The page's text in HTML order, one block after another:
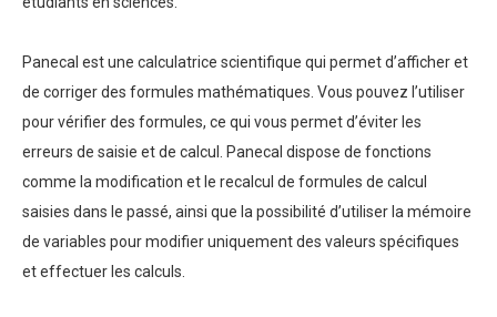
Panecal est une calculatrice scientifique qui permet d’afficher et
de corriger des formules mathématiques. Vous pouvez l’utiliser
pour vérifier des formules, ce qui vous permet d’éviter les
erreurs de saisie et de calcul. Panecal dispose de fonctions
comme la modification et le recalcul de formules de calcul
saisies dans le passé, ainsi que la possibilité d’utiliser la mémoire
de variables pour modifier uniquement des valeurs spécifiques
et effectuer les calculs.